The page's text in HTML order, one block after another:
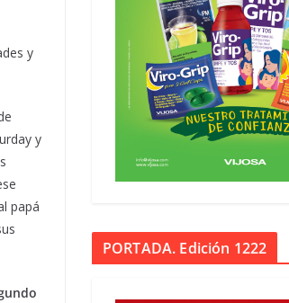
y
y
papá
PORTADA. Edición 1222